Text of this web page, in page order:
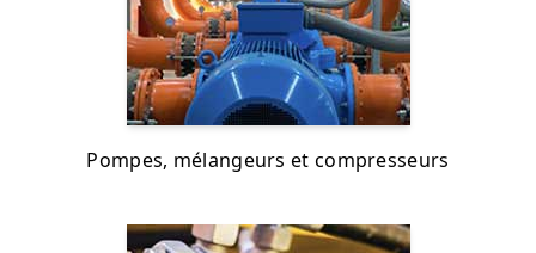
Pompes, mélangeurs et compresseurs